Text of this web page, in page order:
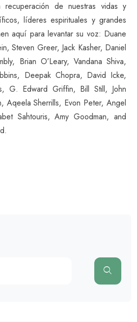
recuperación de nuestras vidas y
líderes espirituales y grandes
aquí para levantar su voz: Duane
Steven Greer, Jack Kasher, Daniel
Brian O’Leary, Vandana Shiva,
Deepak Chopra, David Icke,
G. Edward Griffin, Bill Still, John
Aqeela Sherrills, Evon Peter, Angel
Sahtouris, Amy Goodman, and